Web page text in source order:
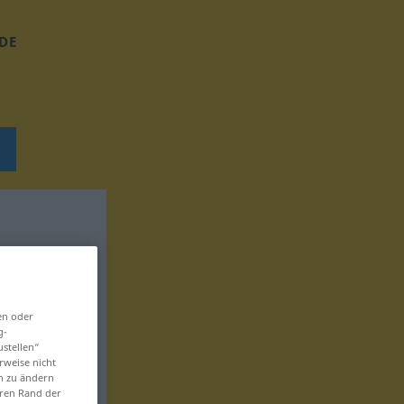
DE
oder
nicht
zu ändern
Rand der